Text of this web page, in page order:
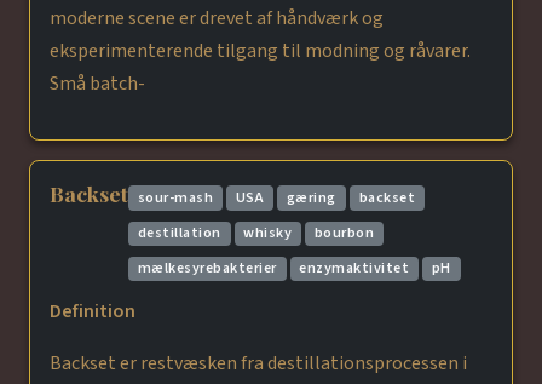
moderne scene er drevet af håndværk og
eksperimenterende tilgang til modning og råvarer.
Små batch-
Backset sour-mash USA gæring
backset
destillation
whisky
bourbon
mælkesyrebakterier
enzymaktivitet pH
Definition
Backset er restvæsken fra destillationsprocessen i